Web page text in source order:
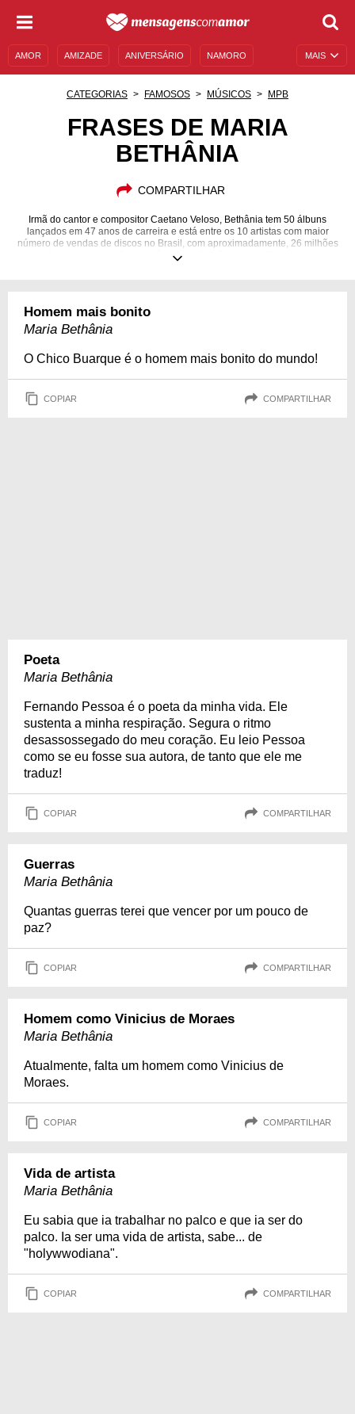
MAIS
AMOR AMIZADE ANIVERSÁRIO NAMORO
MENSAGENS DE ANIVERSÁRIO
CATEGORIAS FAMOSOS MÚSICOS MPB
FRASES DE MARIA
BETHÂNIA
COMPARTILHAR
Irmã do cantor e compositor Caetano Veloso, Bethânia tem 50 álbuns
lançados em 47 anos de carreira e está entre os 10 artistas com maior
número de vendas de discos no Brasil, com aproximadamente, 26 milhões
de cópias vendidas. Com vocês, Maria Bethânia Viana Teles Velloso.
Homem mais bonito
Maria Bethânia
O Chico Buarque é o homem mais bonito do mundo!
COPIAR COMPARTILHAR
Poeta
Maria Bethânia
Fernando Pessoa é o poeta da minha vida. Ele
sustenta a minha respiração. Segura o ritmo
desassossegado do meu coração. Eu leio Pessoa
como se eu fosse sua autora, de tanto que ele me
traduz!
COPIAR COMPARTILHAR
Guerras
Maria Bethânia
Quantas guerras terei que vencer por um pouco de
paz?
COPIAR COMPARTILHAR
Homem como Vinicius de Moraes
Maria Bethânia
Atualmente, falta um homem como Vinicius de
Moraes.
COPIAR COMPARTILHAR
Vida de artista
Maria Bethânia
Eu sabia que ia trabalhar no palco e que ia ser do
palco. Ia ser uma vida de artista, sabe... de
"holywwodiana".
COPIAR COMPARTILHAR